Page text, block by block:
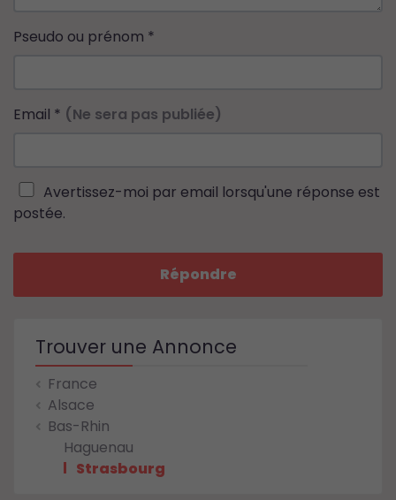
Pseudo ou prénom *
Email * (Ne sera pas publiée)
Avertissez-moi par email lorsqu'une réponse est
postée.
Répondre
Trouver une Annonce
France
Alsace
Bas-Rhin
Haguenau
Strasbourg